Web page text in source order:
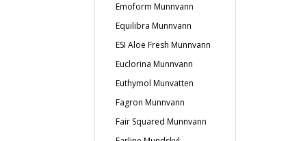
Emoform Munnvann
Equilibra Munnvann
ESI Aloe Fresh Munnvann
Euclorina Munnvann
Euthymol Munvatten
Fagron Munnvann
Fair Squared Munnvann